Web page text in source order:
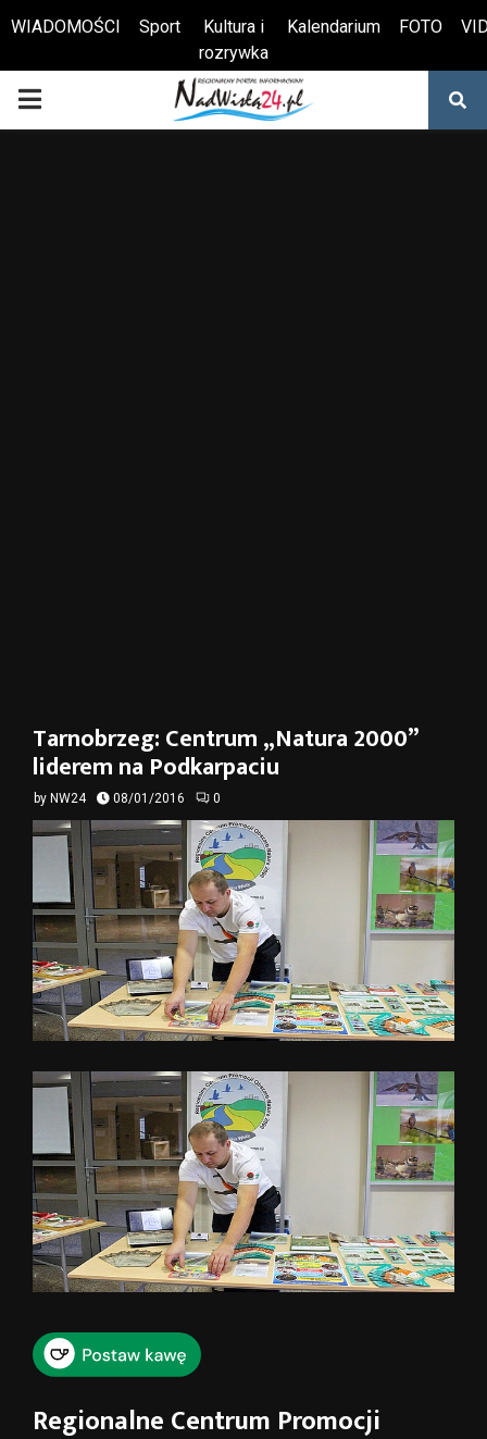
Otwórz pasek narzędzi
WIADOMOŚCI Sport
Kultura i
rozrywka
Kalendarium FOTO
PRIMARY
Tarnobrzeg: Centrum „Natura 2000”
liderem na Podkarpaciu
by NW24 08/01/2016 0
Regionalne Centrum Promocji